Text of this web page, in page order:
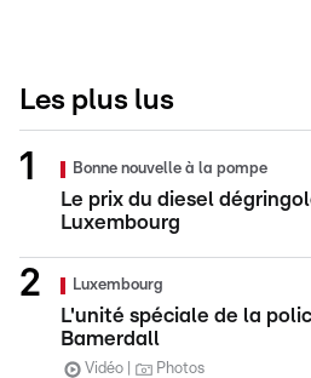
Les plus lus
Bonne nouvelle à la pompe
Le prix du diesel
Luxembourg
Luxembourg
L'unité spéciale de la
Bamerdall
Vidéo Photos